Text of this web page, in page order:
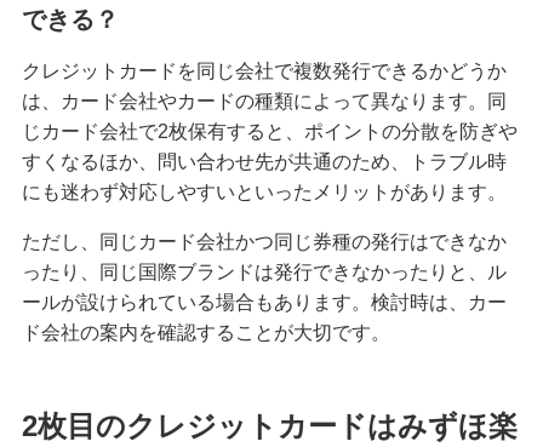
できる？
クレジットカードを同じ会社で複数発行できるかどうか
は、カード会社やカードの種類によって異なります。同
じカード会社で2枚保有すると、ポイントの分散を防ぎや
すくなるほか、問い合わせ先が共通のため、トラブル時
にも迷わず対応しやすいといったメリットがあります。
ただし、同じカード会社かつ同じ券種の発行はできなか
ったり、同じ国際ブランドは発行できなかったりと、ル
ールが設けられている場合もあります。検討時は、カー
ド会社の案内を確認することが大切です。
2枚目のクレジットカードはみずほ楽